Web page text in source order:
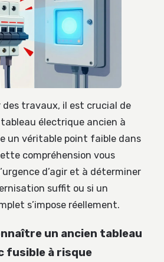
des travaux, il est crucial de
électrique ancien à
un véritable point faible dans
compréhension vous
d’agir et à déterminer
suffit ou si un
s’impose réellement.
un ancien tableau
fusible à risque